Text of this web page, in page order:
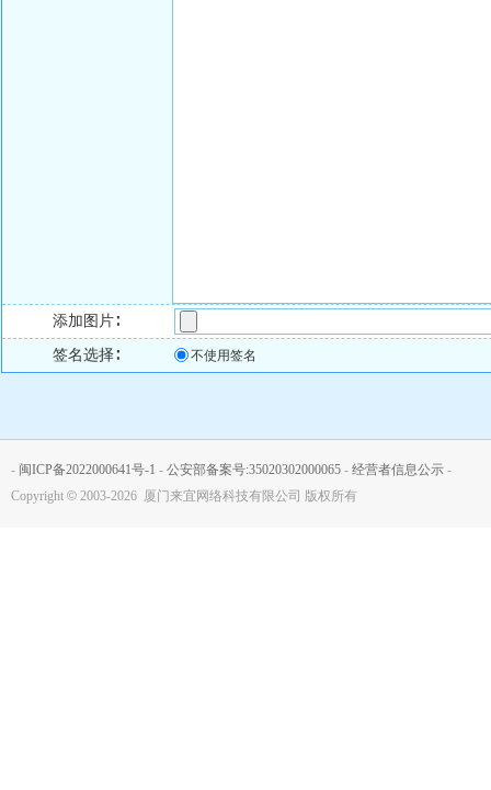
添加图片∶
签名选择∶ 不使用签名
- 闽ICP备2022000641号-1 - 公安部备案号:35020302000065 - 经营者信息公示 -
Copyright © 2003-2026 厦门来宜网络科技有限公司 版权所有